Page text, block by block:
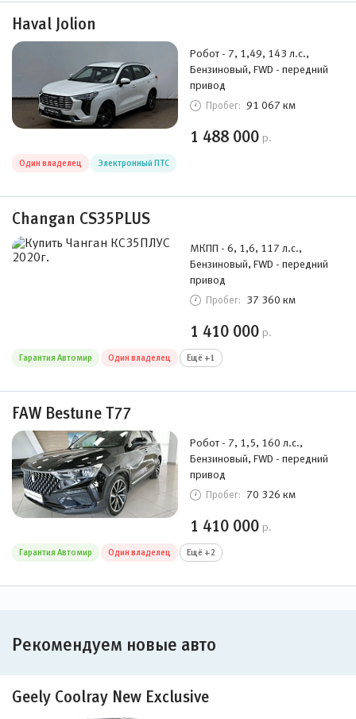
Haval Jolion
Робот - 7, 1,49, 143 л.с.,
Бензиновый, FWD - передний
привод
Пробег: 91 067 км
1 488 000 р.
Один владелец Электронный ПТС
Changan CS35PLUS
МКПП - 6, 1,6, 117 л.с.,
Бензиновый, FWD - передний
привод
Пробег: 37 360 км
1 410 000 р.
Гарантия Автомир Один владелец Ещё +1
FAW Bestune T77
Робот - 7, 1,5, 160 л.с.,
Бензиновый, FWD - передний
привод
Пробег: 70 326 км
1 410 000 р.
Гарантия Автомир Один владелец Ещё +2
Рекомендуем новые авто
Geely Coolray New Exclusive